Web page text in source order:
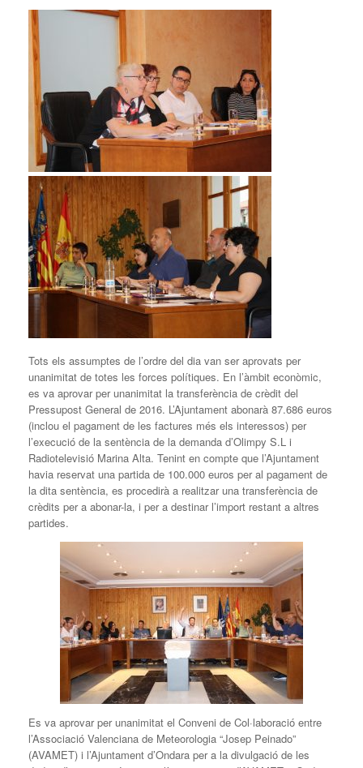
Tots els assumptes de l’ordre del dia van ser aprovats per
unanimitat de totes les forces polítiques. En l’àmbit econòmic,
es va aprovar per unanimitat la transferència de crèdit del
Pressupost General de 2016. L’Ajuntament abonarà 87.686 euros
(inclou el pagament de les factures més els interessos) per
l’execució de la sentència de la demanda d’Olimpy S.L i
Radiotelevisió Marina Alta. Tenint en compte que l’Ajuntament
havia reservat una partida de 100.000 euros per al pagament de
la dita sentència, es procedirà a realitzar una transferència de
crèdits per a abonar-la, i per a destinar l’import restant a altres
partides.
Es va aprovar per unanimitat el Conveni de Col·laboració entre
l’Associació Valenciana de Meteorologia “Josep Peinado”
(AVAMET) i l’Ajuntament d’Ondara per a la divulgació de les